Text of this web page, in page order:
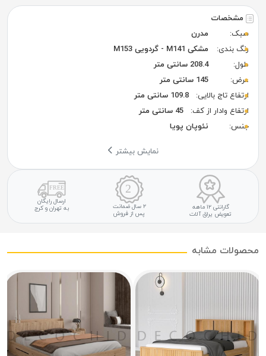
مشخصات
سبک:
مدرن
رنگ بندی:
مشکی M141 - گردویی M153
طول:
208.4 سانتی متر
عرض:
145 سانتی متر
ارتفاع تاج بالایی:
109.8 سانتی متر
ارتفاع وادار از کف:
45 سانتی متر
جنس:
نئوپان پویا
نمایش بیشتر
گارانتی ۱۲ ماهه
تعویض یراق آلات
۲ سال ضمانت
پس از فروش
ارسال رایگان
به تهران و کرج
محصولات مشابه